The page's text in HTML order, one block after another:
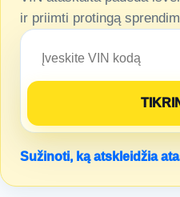
ir priimti protingą
Sužinoti, ką atskleidžia